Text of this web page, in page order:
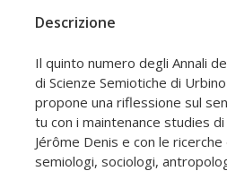
Descrizione
Il quinto numero degli Annali
di Scienze Semiotiche di
propone una riflessione sul
tu con i maintenance studies
Jérôme Denis e con le
semiologi, sociologi,